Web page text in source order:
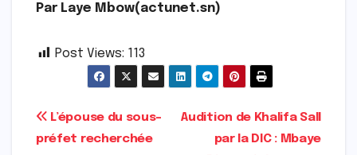
Par Laye Mbow(actunet.sn)
Post Views: 113
Navigation
Audition de Khalifa Sall
par la DIC : Mbaye
L’épouse du sous-
préfet recherchée